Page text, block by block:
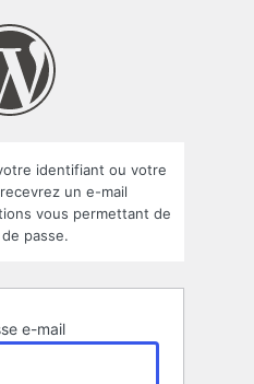
identifiant ou votre
un e-mail
vous permettant de
passe.
e-mail